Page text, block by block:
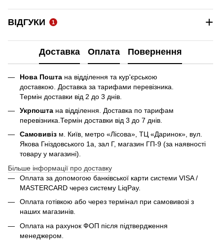
ВІДГУКИ 1 +
Доставка Оплата Повернення
Нова Пошта на відділення та кур'єрською
доставкою. Доставка за тарифами перевізника.
Термін доставки від 2 до 3 днів.
Укрпошта на відділення. Доставка по тарифам
перевізника.Термін доставки від 3 до 7 днів.
Самовивіз м. Київ, метро «Лісова», ТЦ «Даринок», вул.
Якова Гніздовського 1а, зал Г, магазин ГП-9 (за наявності
товару у магазині).
Більше інформації про доставку
Оплата за допомогою банківської карти системи VISA /
MASTERCARD через систему LiqPay.
Оплата готівкою або через термінал при самовивозі з
наших магазинів.
Оплата на рахунок ФОП після підтвердження
менеджером.